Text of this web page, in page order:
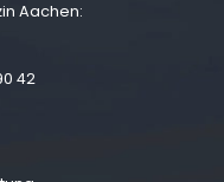
Aachen:
42